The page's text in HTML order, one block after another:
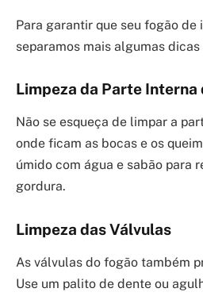
Para garantir que seu fogão de
separamos mais algumas dicas
Limpeza da Parte Interna
Não se esqueça de limpar a
onde ficam as bocas e os
úmido com água e sabão para
gordura.
Limpeza das Válvulas
As válvulas do fogão também
Use um palito de dente ou